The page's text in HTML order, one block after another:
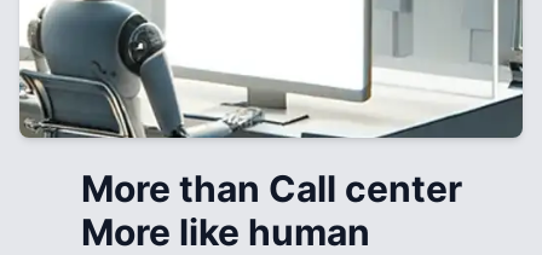
More than Call center
More like human